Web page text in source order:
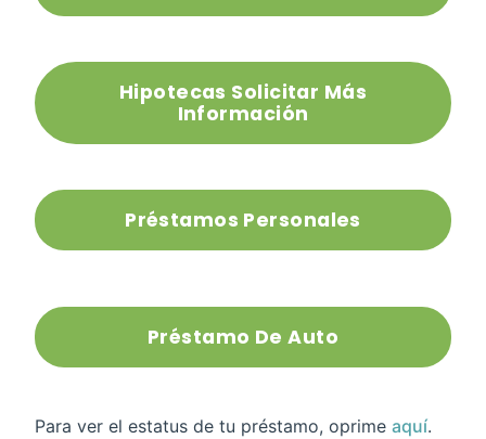
Hipotecas Solicitar Más
Información
Préstamos Personales
Préstamo De Auto
Para ver el estatus de tu préstamo, oprime aquí.